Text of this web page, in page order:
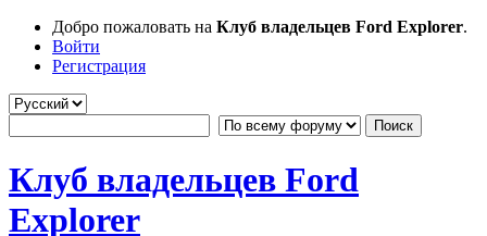
Добро пожаловать на Клуб владельцев Ford Explorer.
Войти
Регистрация
Клуб владельцев Ford
Explorer